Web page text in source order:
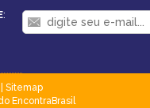
:
Sitemap
EncontraBrasil